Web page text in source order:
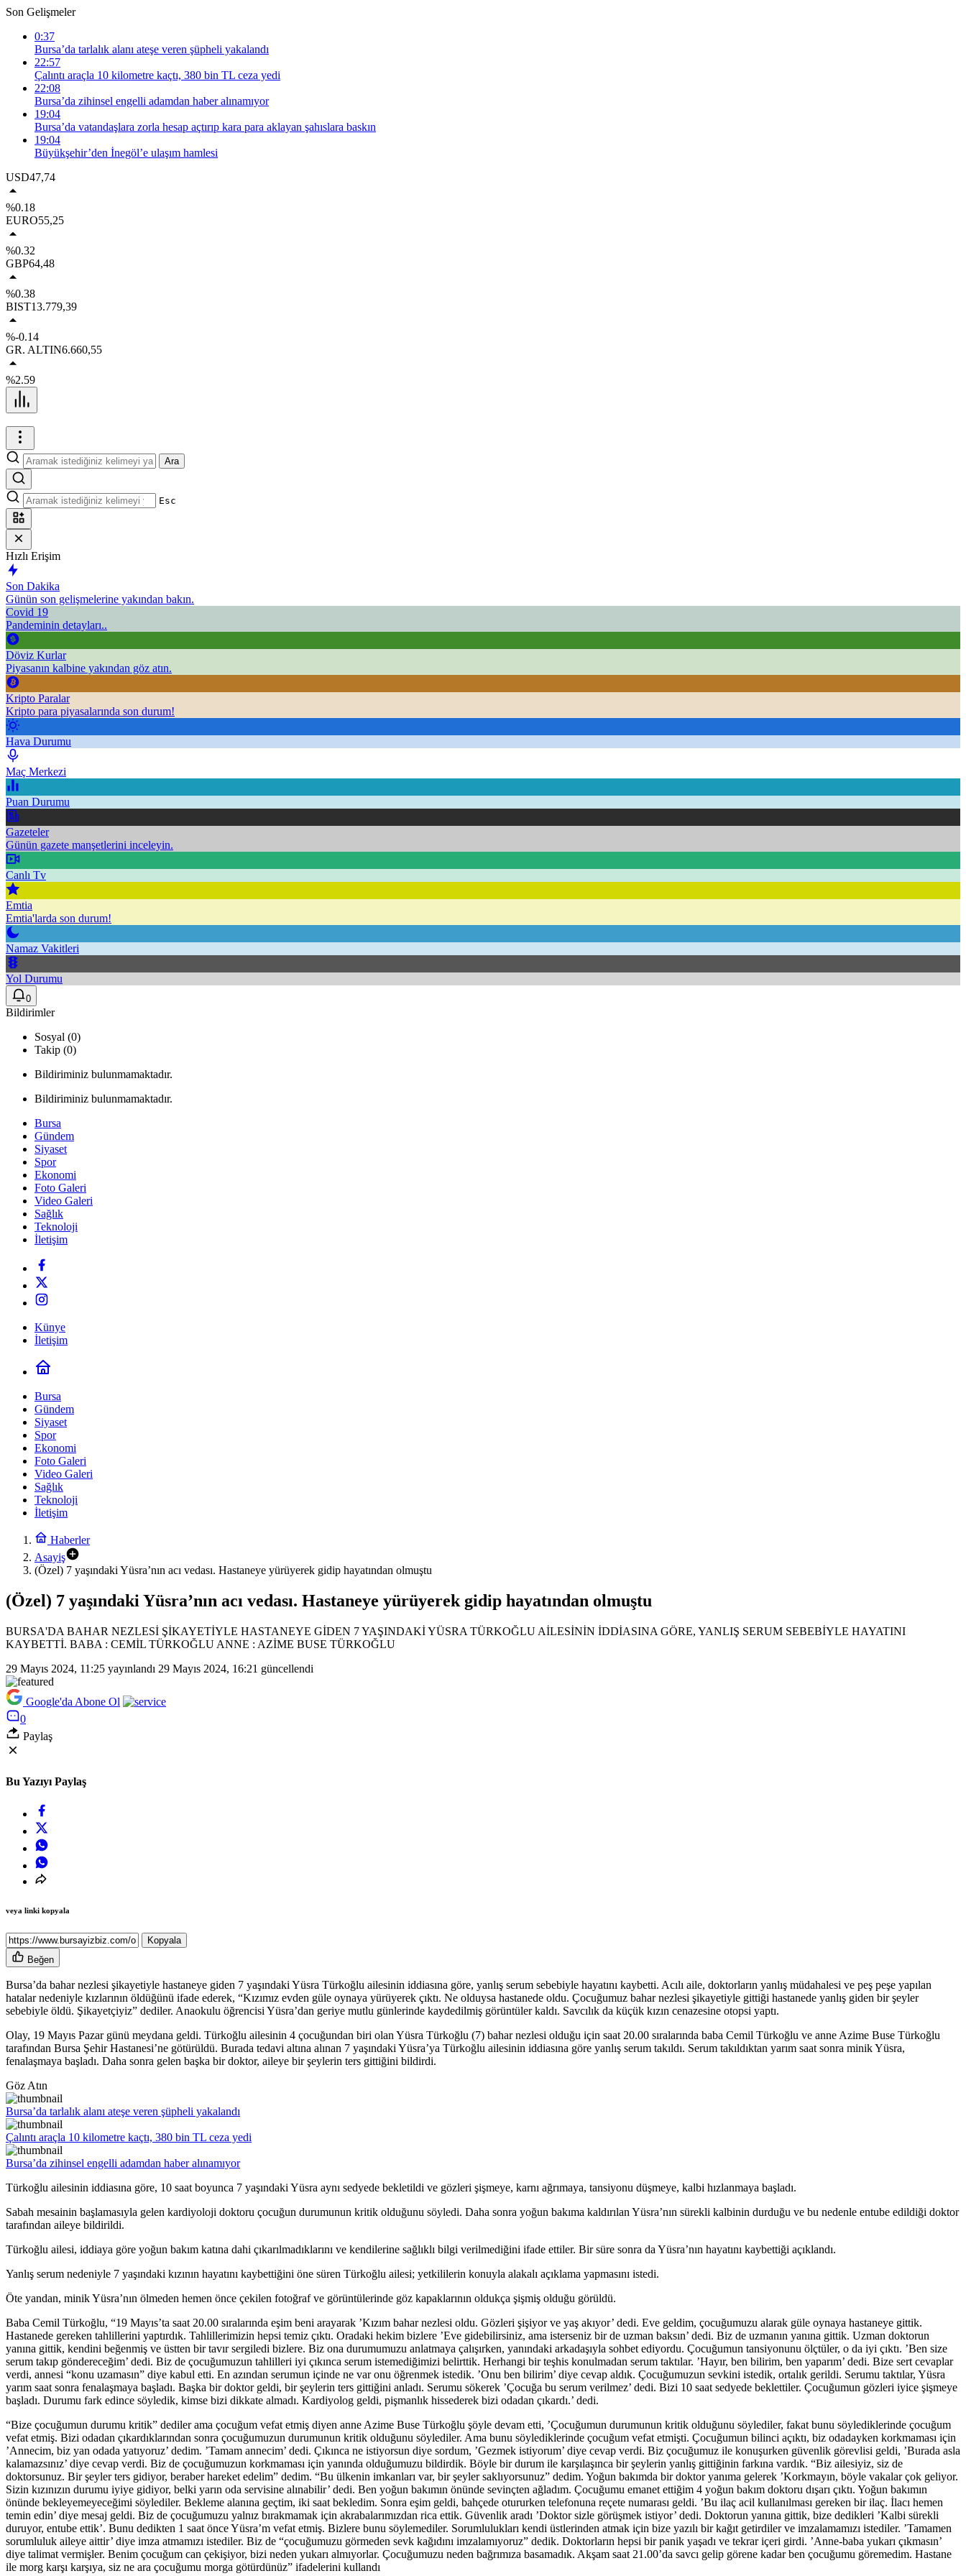
Son Gelişmeler
0:37
Bursa’da tarlalık alanı ateşe veren şüpheli yakalandı
22:57
Çalıntı araçla 10 kilometre kaçtı, 380 bin TL ceza yedi
22:08
Bursa’da zihinsel engelli adamdan haber alınamıyor
19:04
Bursa’da vatandaşlara zorla hesap açtırıp kara para aklayan şahıslara baskın
19:04
Büyükşehir’den İnegöl’e ulaşım hamlesi
USD47,74
%0.18
EURO55,25
%0.32
GBP64,48
%0.38
BIST13.779,39
%-0.14
GR. ALTIN6.660,55
%2.59
Ara
Esc
Hızlı Erişim
Son Dakika
Günün son gelişmelerine yakından bakın.
Covid 19
Pandeminin detayları..
Döviz Kurlar
Piyasanın kalbine yakından göz atın.
Kripto Paralar
Kripto para piyasalarında son durum!
Hava Durumu
Maç Merkezi
Puan Durumu
Gazeteler
Günün gazete manşetlerini inceleyin.
Canlı Tv
Emtia
Emtia'larda son durum!
Namaz Vakitleri
Yol Durumu
0
Bildirimler
Sosyal (0)
Takip (0)
Bildiriminiz bulunmamaktadır.
Bildiriminiz bulunmamaktadır.
Bursa
Gündem
Siyaset
Spor
Ekonomi
Foto Galeri
Video Galeri
Sağlık
Teknoloji
İletişim
Künye
İletişim
Bursa
Gündem
Siyaset
Spor
Ekonomi
Foto Galeri
Video Galeri
Sağlık
Teknoloji
İletişim
Haberler
Asayiş
(Özel) 7 yaşındaki Yüsra’nın acı vedası. Hastaneye yürüyerek gidip hayatından olmuştu
(Özel) 7 yaşındaki Yüsra’nın acı vedası. Hastaneye yürüyerek gidip hayatından olmuştu
BURSA'DA BAHAR NEZLESİ ŞİKAYETİYLE HASTANEYE GİDEN 7 YAŞINDAKİ YÜSRA TÜRKOĞLU AİLESİNİN İDDİASINA GÖRE, YANLIŞ SERUM SEBEBİYLE HAYATINI
KAYBETTİ. BABA : CEMİL TÜRKOĞLU ANNE : AZİME BUSE TÜRKOĞLU
29 Mayıs 2024, 11:25 yayınlandı 29 Mayıs 2024, 16:21 güncellendi
Google'da Abone Ol
0
Paylaş
Bu Yazıyı Paylaş
veya linki kopyala
Kopyala
Beğen
Bursa’da bahar nezlesi şikayetiyle hastaneye giden 7 yaşındaki Yüsra Türkoğlu ailesinin iddiasına göre, yanlış serum sebebiyle hayatını kaybetti. Acılı aile, doktorların yanlış müdahalesi ve peş peşe yapılan
hatalar nedeniyle kızlarının öldüğünü ifade ederek, “Kızımız evden güle oynaya yürüyerek çıktı. Ne olduysa hastanede oldu. Çocuğumuz bahar nezlesi şikayetiyle gittiği hastanede yanlış giden bir şeyler
sebebiyle öldü. Şikayetçiyiz” dediler. Anaokulu öğrencisi Yüsra’dan geriye mutlu günlerinde kaydedilmiş görüntüler kaldı. Savcılık da küçük kızın cenazesine otopsi yaptı.
Olay, 19 Mayıs Pazar günü meydana geldi. Türkoğlu ailesinin 4 çocuğundan biri olan Yüsra Türkoğlu (7) bahar nezlesi olduğu için saat 20.00 sıralarında baba Cemil Türkoğlu ve anne Azime Buse Türkoğlu
tarafından Bursa Şehir Hastanesi’ne götürüldü. Burada tedavi altına alınan 7 yaşındaki Yüsra’ya Türkoğlu ailesinin iddiasına göre yanlış serum takıldı. Serum takıldıktan yarım saat sonra minik Yüsra,
fenalaşmaya başladı. Daha sonra gelen başka bir doktor, aileye bir şeylerin ters gittiğini bildirdi.
Göz Atın
Bursa’da tarlalık alanı ateşe veren şüpheli yakalandı
Çalıntı araçla 10 kilometre kaçtı, 380 bin TL ceza yedi
Bursa’da zihinsel engelli adamdan haber alınamıyor
Türkoğlu ailesinin iddiasına göre, 10 saat boyunca 7 yaşındaki Yüsra aynı sedyede bekletildi ve gözleri şişmeye, karnı ağrımaya, tansiyonu düşmeye, kalbi hızlanmaya başladı.
Sabah mesainin başlamasıyla gelen kardiyoloji doktoru çocuğun durumunun kritik olduğunu söyledi. Daha sonra yoğun bakıma kaldırılan Yüsra’nın sürekli kalbinin durduğu ve bu nedenle entube edildiği doktor
tarafından aileye bildirildi.
Türkoğlu ailesi, iddiaya göre yoğun bakım katına dahi çıkarılmadıklarını ve kendilerine sağlıklı bilgi verilmediğini ifade ettiler. Bir süre sonra da Yüsra’nın hayatını kaybettiği açıklandı.
Yanlış serum nedeniyle 7 yaşındaki kızının hayatını kaybettiğini öne süren Türkoğlu ailesi; yetkililerin konuyla alakalı açıklama yapmasını istedi.
Öte yandan, minik Yüsra’nın ölmeden hemen önce çekilen fotoğraf ve görüntülerinde göz kapaklarının oldukça şişmiş olduğu görüldü.
Baba Cemil Türkoğlu, “19 Mayıs’ta saat 20.00 sıralarında eşim beni arayarak ’Kızım bahar nezlesi oldu. Gözleri şişiyor ve yaş akıyor’ dedi. Eve geldim, çocuğumuzu alarak güle oynaya hastaneye gittik.
Hastanede gereken tahlillerini yaptırdık. Tahlillerimizin hepsi temiz çıktı. Oradaki hekim bizlere ’Eve gidebilirsiniz, ama isterseniz bir de uzman baksın’ dedi. Biz de uzmanın yanına gittik. Uzman doktorun
yanına gittik, kendini beğenmiş ve üstten bir tavır sergiledi bizlere. Biz ona durumumuzu anlatmaya çalışırken, yanındaki arkadaşıyla sohbet ediyordu. Çocuğumun tansiyonunu ölçtüler, o da iyi çıktı. ’Ben size
serum takıp göndereceğim’ dedi. Biz de çocuğumuzun tahlilleri iyi çıkınca serum istemediğimizi belirttik. Herhangi bir teşhis konulmadan serum taktılar. ’Hayır, ben bilirim, ben yaparım’ dedi. Bize sert cevaplar
verdi, annesi “konu uzamasın” diye kabul etti. En azından serumun içinde ne var onu öğrenmek istedik. ’Onu ben bilirim’ diye cevap aldık. Çocuğumuzun sevkini istedik, ortalık gerildi. Serumu taktılar, Yüsra
yarım saat sonra fenalaşmaya başladı. Başka bir doktor geldi, bir şeylerin ters gittiğini anladı. Serumu sökerek ’Çocuğa bu serum verilmez’ dedi. Bizi 10 saat sedyede beklettiler. Çocuğumun gözleri iyice şişmeye
başladı. Durumu fark edince söyledik, kimse bizi dikkate almadı. Kardiyolog geldi, pişmanlık hissederek bizi odadan çıkardı.’ dedi.
“Bize çocuğumun durumu kritik” dediler ama çocuğum vefat etmiş diyen anne Azime Buse Türkoğlu şöyle devam etti, ’Çocuğumun durumunun kritik olduğunu söylediler, fakat bunu söylediklerinde çocuğum
vefat etmiş. Bizi odadan çıkardıklarından sonra çocuğumuzun durumunun kritik olduğunu söylediler. Ama bunu söylediklerinde çocuğum vefat etmişti. Çocuğumun bilinci açıktı, biz odadayken korkmaması için
’Annecim, biz yan odada yatıyoruz’ dedim. ’Tamam annecim’ dedi. Çıkınca ne istiyorsun diye sordum, ’Gezmek istiyorum’ diye cevap verdi. Biz çocuğumuz ile konuşurken güvenlik görevlisi geldi, ’Burada asla
kalamazsınız’ diye cevap verdi. Biz de çocuğumuzun korkmaması için yanında olduğumuzu bildirdik. Böyle bir durum ile karşılaşınca bir şeylerin yanlış gittiğinin farkına vardık. “Biz ailesiyiz, siz de
doktorsunuz. Bir şeyler ters gidiyor, beraber hareket edelim” dedim. “Bu ülkenin imkanları var, bir şeyler saklıyorsunuz” dedim. Yoğun bakımda bir doktor yanıma gelerek ’Korkmayın, böyle vakalar çok geliyor.
Sizin kızınızın durumu iyiye gidiyor, belki yarın oda servisine alınabilir’ dedi. Ben yoğun bakımın önünde sevinçten ağladım. Çocuğumu emanet ettiğim 4 yoğun bakım doktoru dışarı çıktı. Yoğun bakımın
önünde bekleyemeyeceğimi söylediler. Bekleme alanına geçtim, iki saat bekledim. Sonra eşim geldi, bahçede otururken telefonuna reçete numarası geldi. ’Bu ilaç acil kullanılması gereken bir ilaç. İlacı hemen
temin edin’ diye mesaj geldi. Biz de çocuğumuzu yalnız bırakmamak için akrabalarımızdan rica ettik. Güvenlik aradı ’Doktor sizle görüşmek istiyor’ dedi. Doktorun yanına gittik, bize dedikleri ’Kalbi sürekli
duruyor, entube ettik’. Bunu dedikten 1 saat önce Yüsra’m vefat etmiş. Bizlere bunu söylemediler. Sorumlulukları kendi üstlerinden atmak için bize yazılı bir kağıt getirdiler ve imzalamamızı istediler. ’Tamamen
sorumluluk aileye aittir’ diye imza atmamızı istediler. Biz de “çocuğumuzu görmeden sevk kağıdını imzalamıyoruz” dedik. Doktorların hepsi bir panik yaşadı ve tekrar içeri girdi. ’Anne-baba yukarı çıkmasın’
diye talimat vermişler. Benim çocuğum can çekişiyor, bizi neden yukarı almıyorlar. Çocuğumuzu neden bağrımıza basamadık. Akşam saat 21.00’da savcı gelip görene kadar ben çocuğumu göremedim. Hastane
ile morg karşı karşıya, siz ne ara çocuğumu morga götürdünüz” ifadelerini kullandı